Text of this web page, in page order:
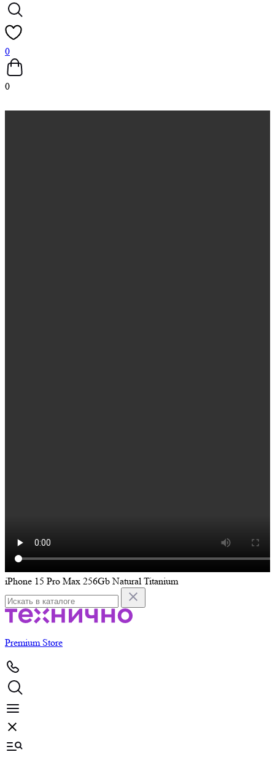
0
0
iPhone 15 Pro Max 256Gb Natural Titanium
Premium Store